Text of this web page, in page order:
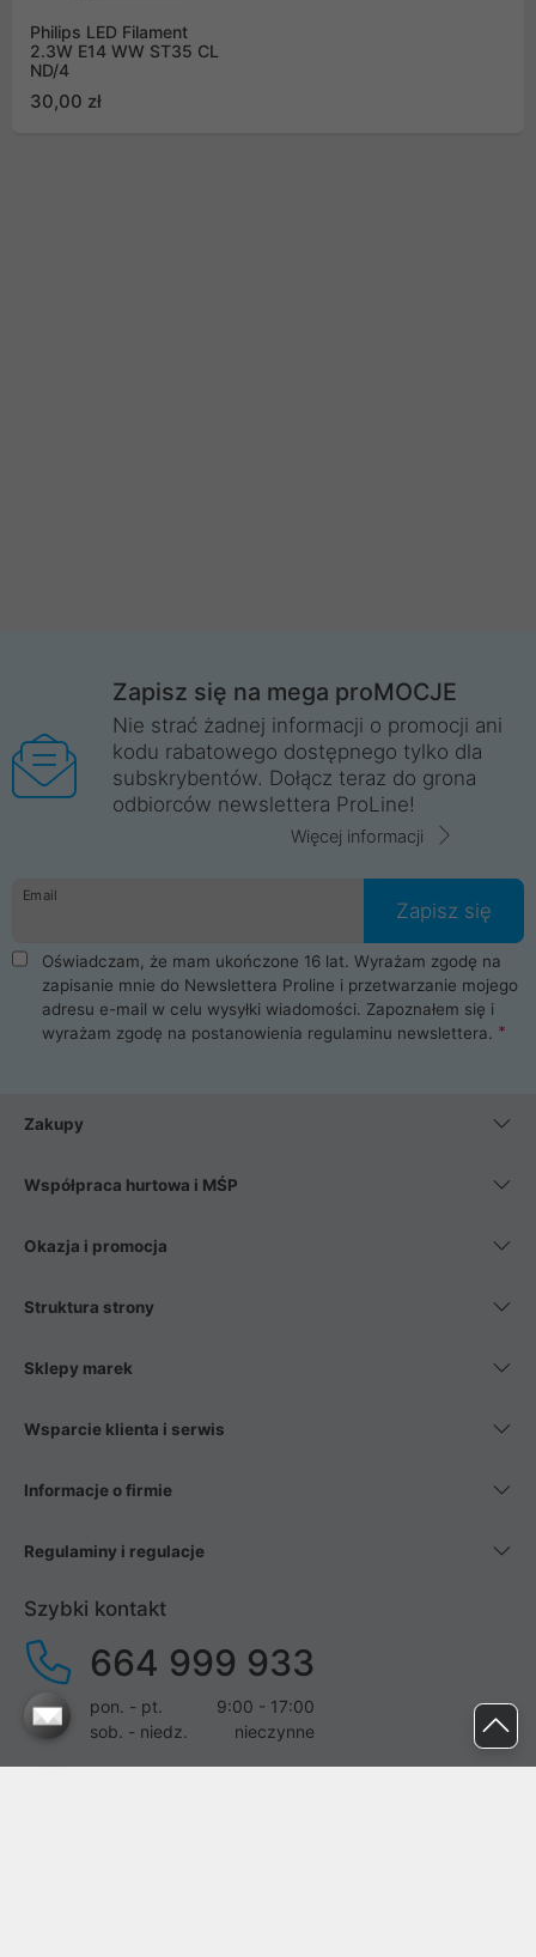
Philips LED Filament
2.3W E14 WW ST35 CL
ND/4
30,00 zł
Zapisz się na mega proMOCJE
Nie strać żadnej informacji o promocji ani
kodu rabatowego dostępnego tylko dla
subskrybentów. Dołącz teraz do grona
odbiorców newslettera ProLine!
Więcej informacji
Email
Zapisz się
Oświadczam, że mam ukończone 16 lat. Wyrażam zgodę na
zapisanie mnie do Newslettera Proline i przetwarzanie mojego
adresu e-mail w celu wysyłki wiadomości. Zapoznałem się i
wyrażam zgodę na postanowienia regulaminu newslettera.
Zakupy
Współpraca hurtowa i MŚP
Okazja i promocja
Struktura strony
Sklepy marek
Wsparcie klienta i serwis
Informacje o firmie
Regulaminy i regulacje
Szybki kontakt
664 999 933
pon. - pt.
9:00 - 17:00
sob. - niedz.
nieczynne